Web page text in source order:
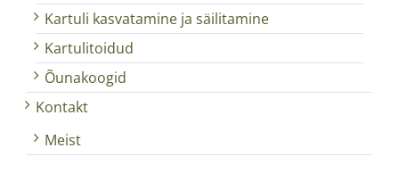
Kartuli kasvatamine ja säilitamine
Kartulitoidud
Õunakoogid
Kontakt
Meist